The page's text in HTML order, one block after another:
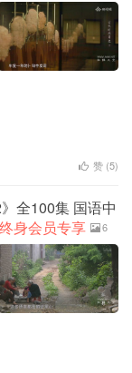
赞 (5)
全100集 国语中
终身会员专享 6